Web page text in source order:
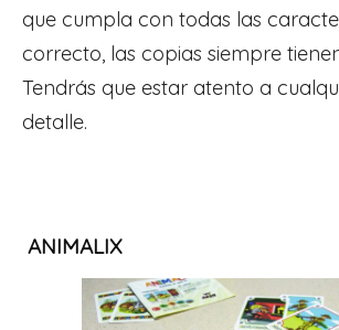
que cumpla con todas las
correcto, las copias siempre
Tendrás que estar atento a
detalle.
ANIMALIX